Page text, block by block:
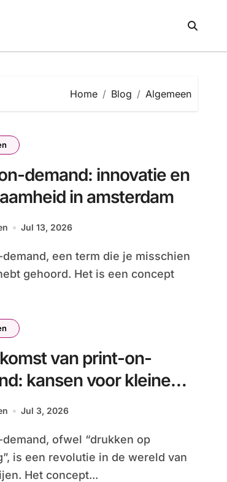
Home Blog Algemeen
demand: innovatie en
in amsterdam
Jul 13, 2026
gehoord. Het is een concept
van print-on-
kansen voor kleine
Jul 3, 2026
is een revolutie in de wereld van
Het concept...